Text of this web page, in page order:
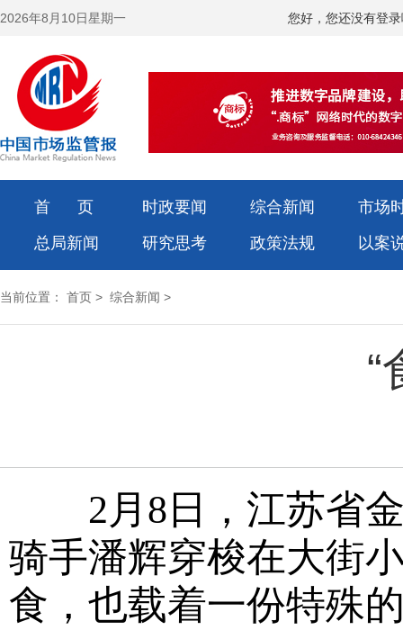
2026年8月10日星期一 您好，您还没有登
首 页 时政要闻 综合新闻
市场
总局新闻
研究思考 政策法规 以案
当前位置： 首页 > 综合新闻 >
“
2月8日，江苏省金
骑手潘辉穿梭在大街
食，也载着一份特殊